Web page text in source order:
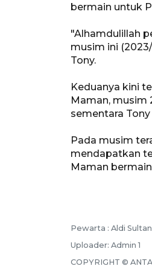
bermain untuk
"Alhamdulillah
musim ini
Tony.
Keduanya kini
Maman, musim
sementara Tony
Pada musim
mendapatkan
Maman
Pewarta : Aldi Sultan
Uploader: Admin 1
COPYRIGHT ©